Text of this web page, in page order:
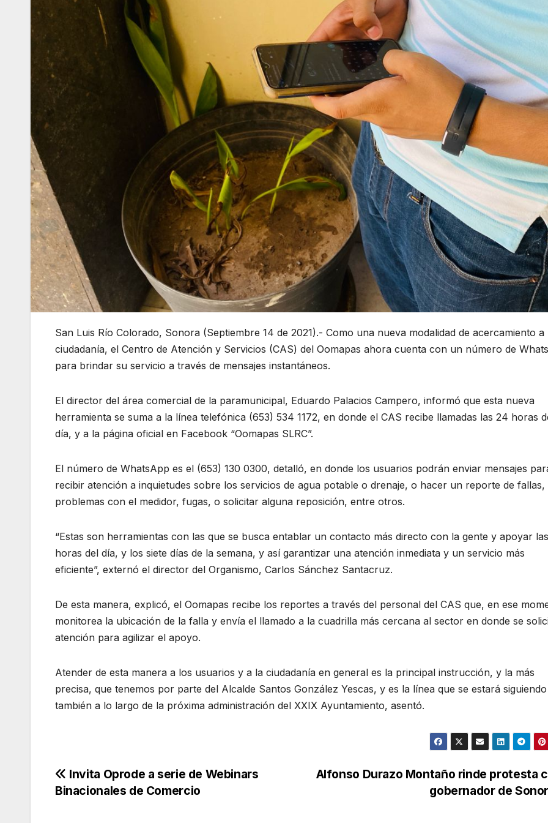
San Luis Río Colorado, Sonora (Septiembre 14 de 2021).- Como una nueva modalidad de acercamiento a
ciudadanía, el Centro de Atención y Servicios (CAS) del Oomapas ahora cuenta con un número de
para brindar su servicio a través de mensajes instantáneos.
El director del área comercial de la paramunicipal, Eduardo Palacios Campero, informó que esta nueva
herramienta se suma a la línea telefónica (653) 534 1172, en donde el CAS recibe llamadas las 24 horas
día, y a la página oficial en Facebook “Oomapas SLRC”.
El número de WhatsApp es el (653) 130 0300, detalló, en donde los usuarios podrán enviar mensajes
recibir atención a inquietudes sobre los servicios de agua potable o drenaje, o hacer un reporte de fallas,
problemas con el medidor, fugas, o solicitar alguna reposición, entre otros.
“Estas son herramientas con las que se busca entablar un contacto más directo con la gente y apoyar
horas del día, y los siete días de la semana, y así garantizar una atención inmediata y un servicio más
eficiente”, externó el director del Organismo, Carlos Sánchez Santacruz.
De esta manera, explicó, el Oomapas recibe los reportes a través del personal del CAS que, en ese
monitorea la ubicación de la falla y envía el llamado a la cuadrilla más cercana al sector en donde se
atención para agilizar el apoyo.
Atender de esta manera a los usuarios y a la ciudadanía en general es la principal instrucción, y la más
precisa, que tenemos por parte del Alcalde Santos González Yescas, y es la línea que se estará siguiendo
también a lo largo de la próxima administración del XXIX Ayuntamiento, asentó.
Navegación
Alfonso Durazo Montaño rinde protesta
gobernador de
Invita Oprode a serie de Webinars
Binacionales de Comercio